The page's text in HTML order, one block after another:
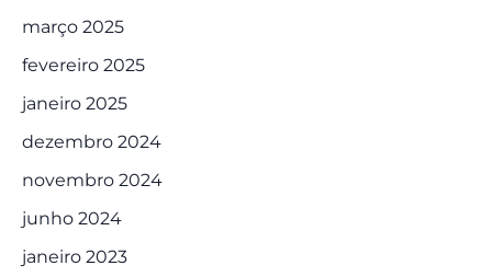
março 2025
fevereiro 2025
janeiro 2025
dezembro 2024
novembro 2024
junho 2024
janeiro 2023